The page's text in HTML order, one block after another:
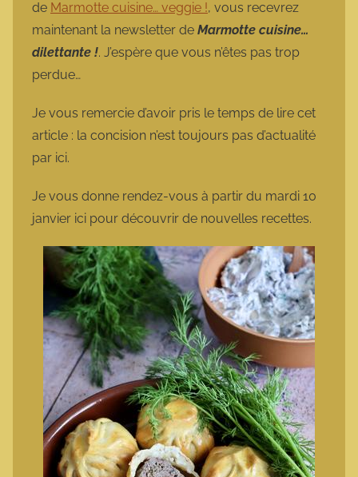
de Marmotte cuisine… veggie !, vous recevrez
maintenant la newsletter de Marmotte cuisine…
dilettante !. J’espère que vous n’êtes pas trop
perdue…
Je vous remercie d’avoir pris le temps de lire cet
article : la concision n’est toujours pas d’actualité
par ici.
Je vous donne rendez-vous à partir du mardi 10
janvier ici pour découvrir de nouvelles recettes.